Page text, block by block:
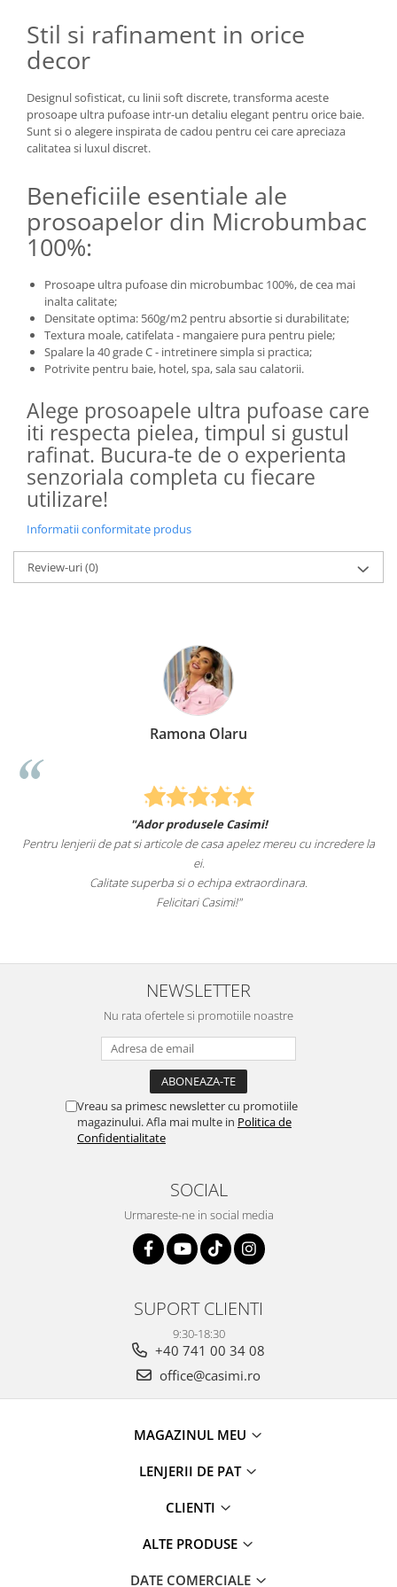
Stil si rafinament in orice
decor
Designul sofisticat, cu linii soft discrete, transforma aceste
prosoape ultra pufoase intr-un detaliu elegant pentru orice baie.
Sunt si o alegere inspirata de cadou pentru cei care apreciaza
calitatea si luxul discret.
Beneficiile esentiale ale
prosoapelor din Microbumbac
100%:
Prosoape ultra pufoase din microbumbac 100%, de cea mai
inalta calitate;
Densitate optima: 560g/m2 pentru absortie si durabilitate;
Textura moale, catifelata - mangaiere pura pentru piele;
Spalare la 40 grade C - intretinere simpla si practica;
Potrivite pentru baie, hotel, spa, sala sau calatorii.
Alege prosoapele ultra pufoase care
iti respecta pielea, timpul si gustul
rafinat. Bucura-te de o experienta
senzoriala completa cu fiecare
utilizare!
Informatii conformitate produs
Review-uri(0)
Ramona Olaru
"Ador produsele Casimi!
lenjerii de pat si articole de casa apelez mereu cu incredere la
Calitate superba si o echipa extraordinara.
Felicitari Casimi!"
NEWSLETTER
Nu rata ofertele si promotiile noastre
Vreau sa primesc newsletter cu promotiile
magazinului. Afla mai multe in Politica de
Confidentialitate
SOCIAL
Urmareste-ne in social media
SUPORT CLIENTI
9:30-18:30
+40 741 00 34 08
office@casimi.ro
MAGAZINUL MEU
LENJERII DE PAT
CLIENTI
ALTE PRODUSE
DATE COMERCIALE